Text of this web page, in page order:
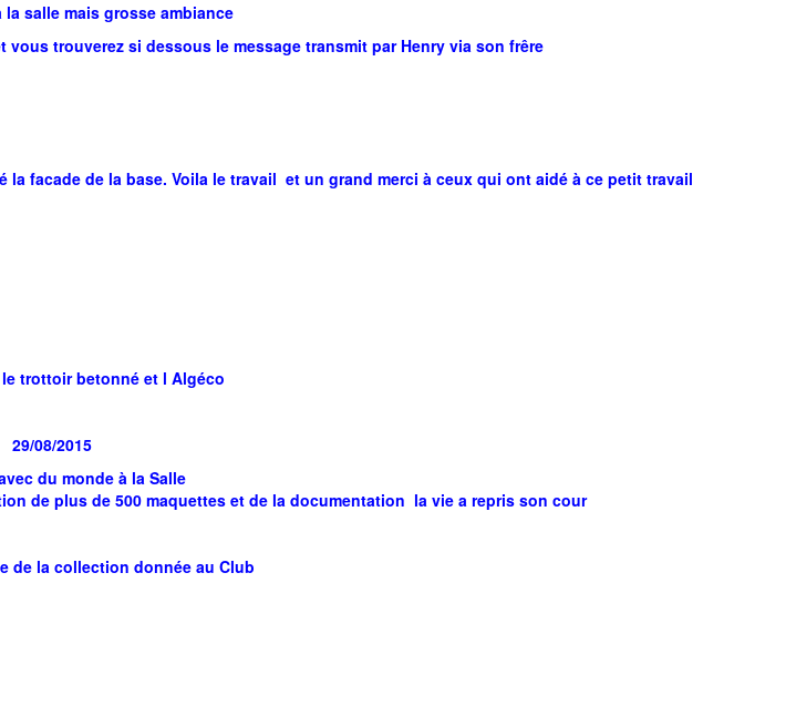
la salle mais grosse ambiance
trouverez si dessous le message transmit par Henry via son frêre
facade de la base. Voila le travail et un grand merci à ceux qui ont aidé à ce petit travail
trottoir betonné et l Algéco
29/08/2015
du monde à la Salle
de plus de 500 maquettes et de la documentation la vie a repris son cour
de la collection donnée au Club